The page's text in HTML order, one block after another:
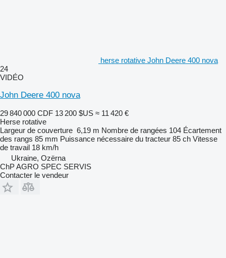
herse rotative John Deere 400 nova
24
VIDÉO
John Deere 400 nova
29 840 000 CDF 13 200 $US ≈ 11 420 €
Herse rotative
Largeur de couverture 6,19 m Nombre de rangées 104 Écartement
des rangs 85 mm Puissance nécessaire du tracteur 85 ch Vitesse
de travail 18 km/h
Ukraine, Ozërna
ChP AGRO SPEC SERVIS
Contacter le vendeur